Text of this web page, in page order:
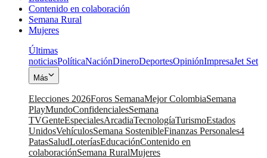
Contenido en colaboración
Semana Rural
Mujeres
Últimas
noticiasPolíticaNaciónDineroDeportesOpiniónImpresaJet Set
Más
Elecciones 2026Foros SemanaMejor ColombiaSemana
PlayMundoConfidencialesSemana
TVGenteEspecialesArcadiaTecnologíaTurismoEstados
UnidosVehículosSemana SostenibleFinanzas Personales4
PatasSaludLoteríasEducaciónContenido en
colaboraciónSemana RuralMujeres